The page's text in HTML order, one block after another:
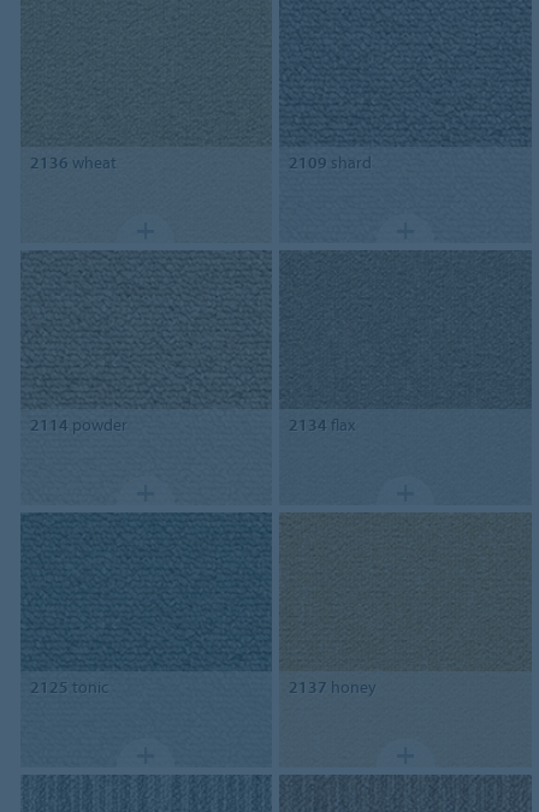
2136 wheat 2109 shard
2114 powder 2134 flax
2125 tonic 2137 honey